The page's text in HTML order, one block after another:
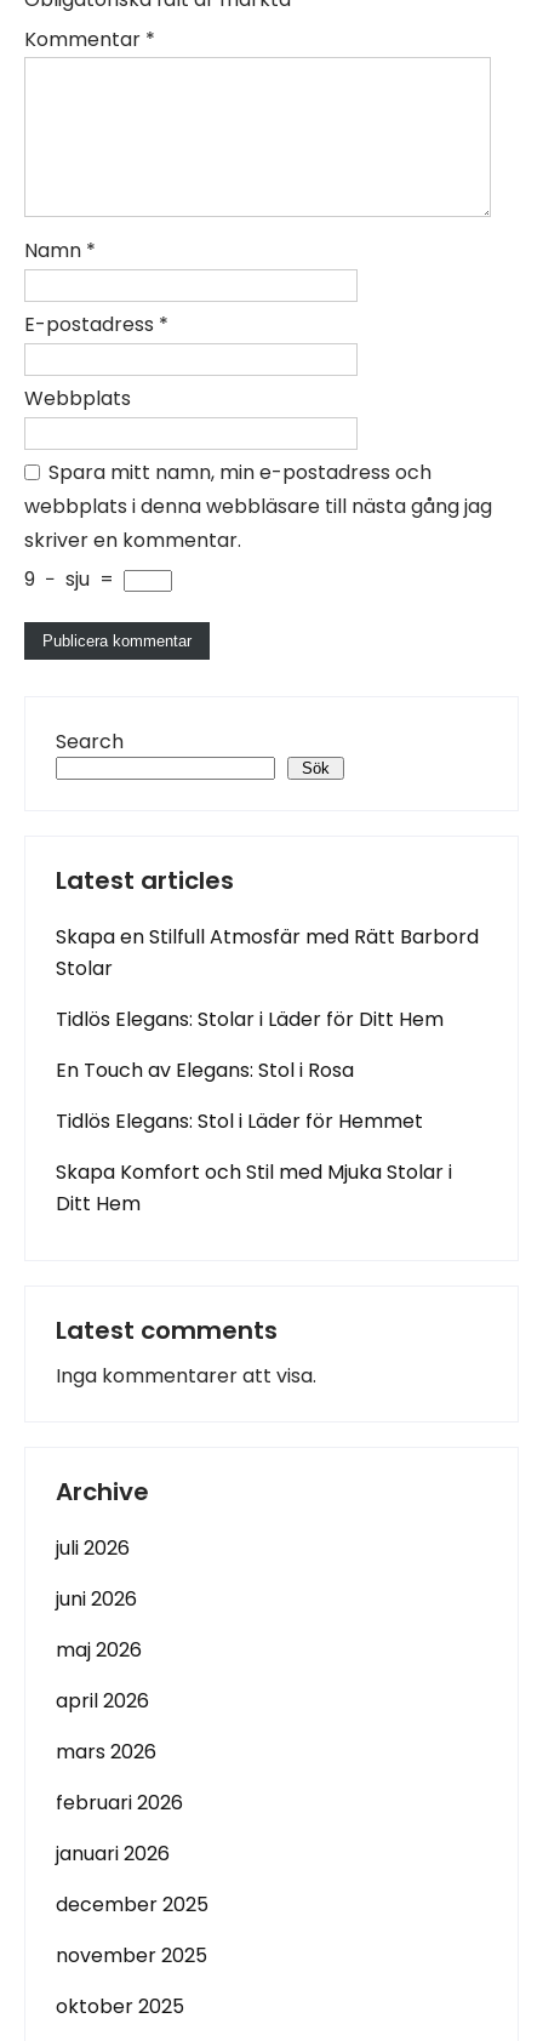
Kommentar *
Namn *
E-postadress *
Webbplats
Spara mitt namn, min e-postadress och
webbplats i denna webbläsare till nästa gång jag
skriver en kommentar.
9 − sju =
Search
Sök
Latest articles
Skapa en Stilfull Atmosfär med Rätt Barbord
Stolar
Tidlös Elegans: Stolar i Läder för Ditt Hem
En Touch av Elegans: Stol i Rosa
Tidlös Elegans: Stol i Läder för Hemmet
Skapa Komfort och Stil med Mjuka Stolar i
Ditt Hem
Latest comments
Inga kommentarer att visa.
Archive
juli 2026
juni 2026
maj 2026
april 2026
mars 2026
februari 2026
januari 2026
december 2025
november 2025
oktober 2025